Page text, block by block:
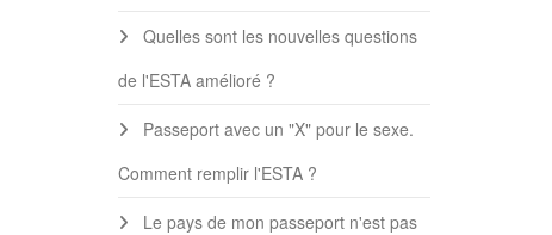
Quelles sont les nouvelles questions
de l'ESTA amélioré ?
Passeport avec un "X" pour le sexe.
Comment remplir l'ESTA ?
Le pays de mon passeport n'est pas